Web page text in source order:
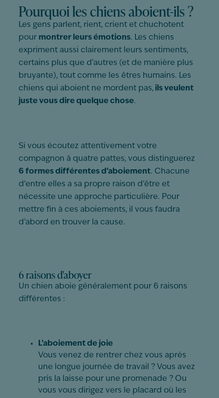
Pourquoi les chiens aboient-ils ?
Les gens parlent, rient, crient et chuchotent
pour montrer leurs émotions. Les chiens
expriment aussi clairement leurs sentiments,
certains plus que d’autres (et de manière plus
bruyante), tout comme les êtres humains. Les
chiens qui aboient ne mordent pas, ils veulent
juste vous dire quelque chose.
Si vous écoutez attentivement votre
compagnon à quatre pattes, vous distinguerez
6 formes différentes d’aboiement. Chacune
d’entre elles a sa propre raison d’être et
nécessite une approche particulière. Pour
mettre fin à ces aboiements, il vous faudra
d’abord en trouver la cause.
6 raisons d'aboyer
Un chien aboie généralement pour 6 raisons
différentes :
L’aboiement de joie
Vous venez de rentrer chez vous après
une longue journée de travail ? Vous avez
pris la laisse pour une promenade ? Ou
vous vous dirigez vers le placard où les